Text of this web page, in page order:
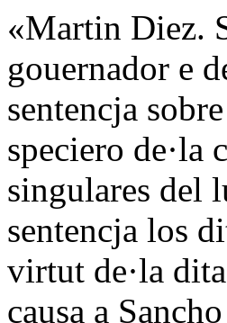
«Martin Diez.
gouernador e
sentencja
speciero de·la
singulares del
sentencja los
virtut de·la
causa a